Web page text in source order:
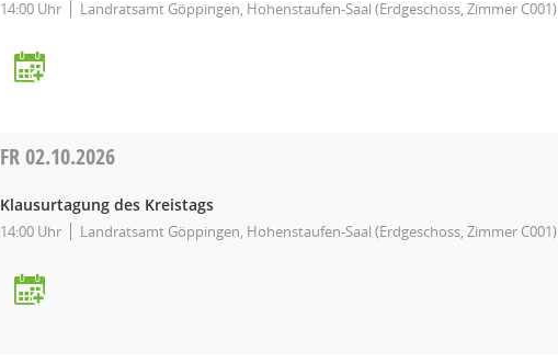
14:00 Uhr Landratsamt Göppingen, Hohenstaufen-Saal (Erdgeschoss, Zimmer C001)
FR02.10.2026
Klausurtagung des Kreistags
14:00 Uhr Landratsamt Göppingen, Hohenstaufen-Saal (Erdgeschoss, Zimmer C001)